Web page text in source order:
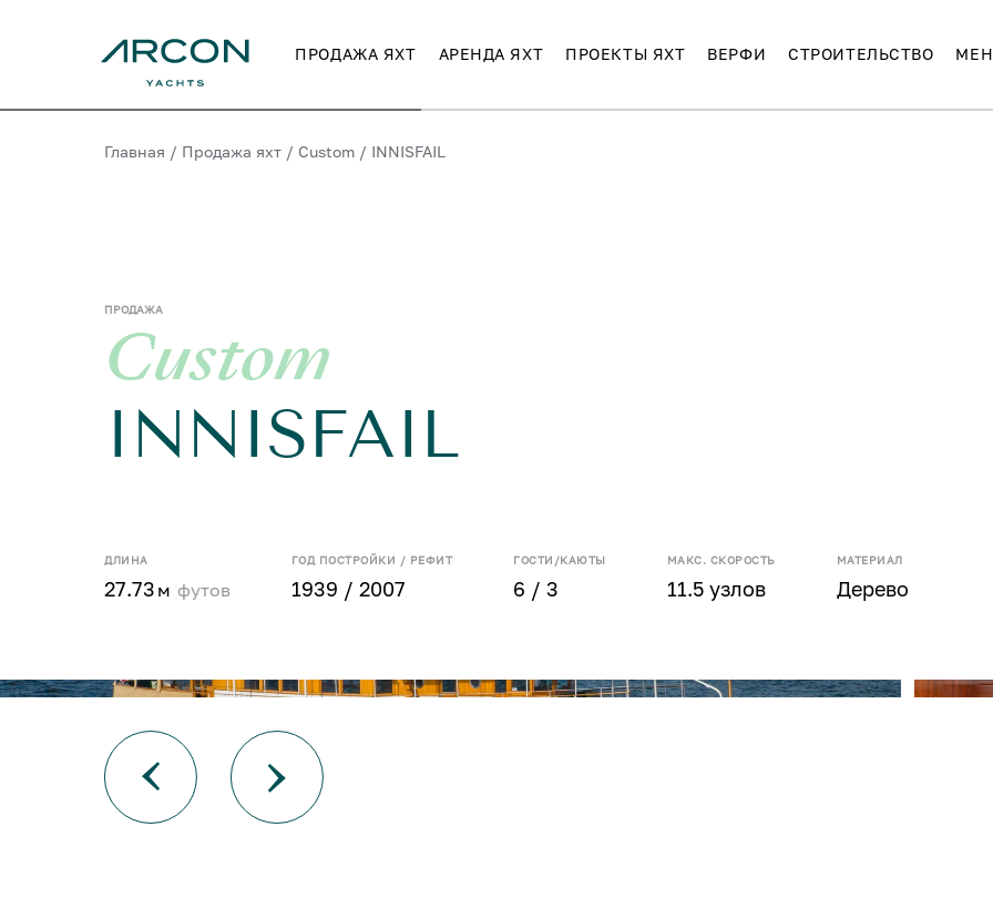
ПРОДАЖА ЯХТ АРЕНДА ЯХТ ПРОЕКТЫ ЯХТ ВЕРФИ СТРОИТЕЛЬСТВО
Главная / Продажа яхт / Custom / INNISFAIL
ПРОДАЖА
Custom
INNISFAIL
ДЛИНА
27.73 м футов
ГОД ПОСТРОЙКИ / РЕФИТ
1939 / 2007
ГОСТИ/КАЮТЫ
6 / 3
МАКС. СКОРОСТЬ
11.5 узлов
МАТЕРИАЛ
Дерево